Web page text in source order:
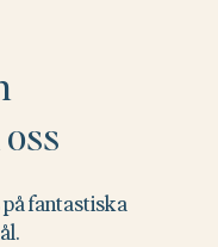
fantastiska